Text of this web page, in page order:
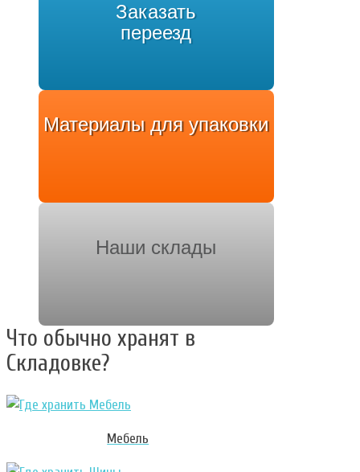
Заказать
переезд
Материалы для упаковки
Наши склады
Что обычно хранят в
Складовке?
Мебель